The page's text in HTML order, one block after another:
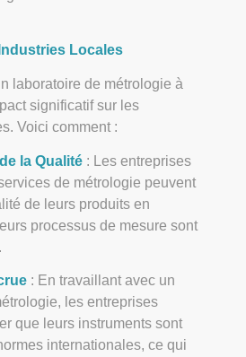
Locales
laboratoire de métrologie à
significatif sur les
Voici comment :
la Qualité: Les entreprises
de métrologie peuvent
de leurs produits en
processus de mesure sont
: En travaillant avec un
les entreprises
que leurs instruments sont
internationales, ce qui